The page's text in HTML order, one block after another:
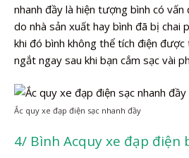
nhanh đầy là hiện tượng bình có vấn
do nhà sản xuất hay bình đã bị chai
khi đó bình không thể tích điện
ngắt ngay sau khi bạn cắm sạc vài
Ắc quy xe đạp điện sạc nhanh đầy
4/ Bình Acquy xe đạp điện